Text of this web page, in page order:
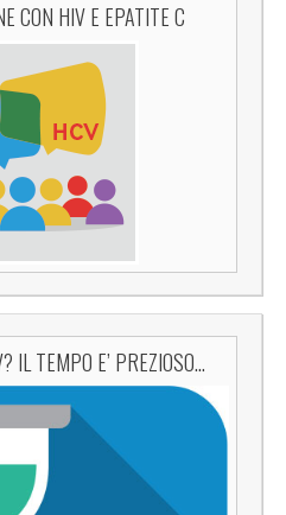
CON HIV E EPATITE C
IL TEMPO E’ PREZIOSO…